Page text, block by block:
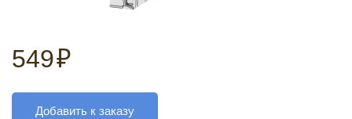
549₽
Добавить к заказу